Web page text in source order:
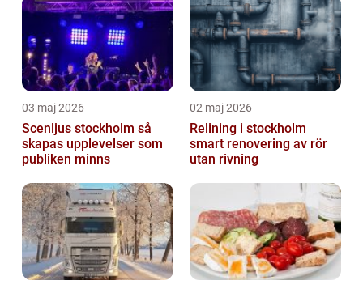
03 maj 2026
Scenljus stockholm så
skapas upplevelser som
publiken minns
02 maj 2026
Relining i stockholm
smart renovering av rör
utan rivning